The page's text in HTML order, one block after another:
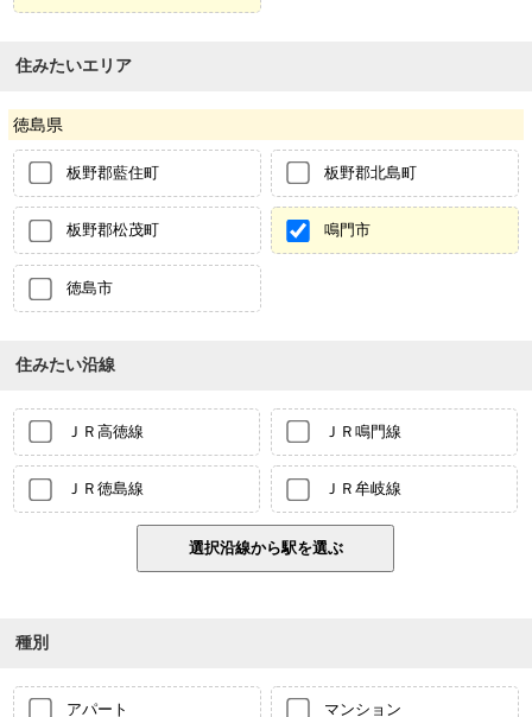
住みたいエリア
徳島県
板野郡藍住町 板野郡北島町
板野郡松茂町 鳴門市
徳島市
住みたい沿線
ＪＲ高徳線 ＪＲ鳴門線
ＪＲ徳島線 ＪＲ牟岐線
種別
アパート マンション